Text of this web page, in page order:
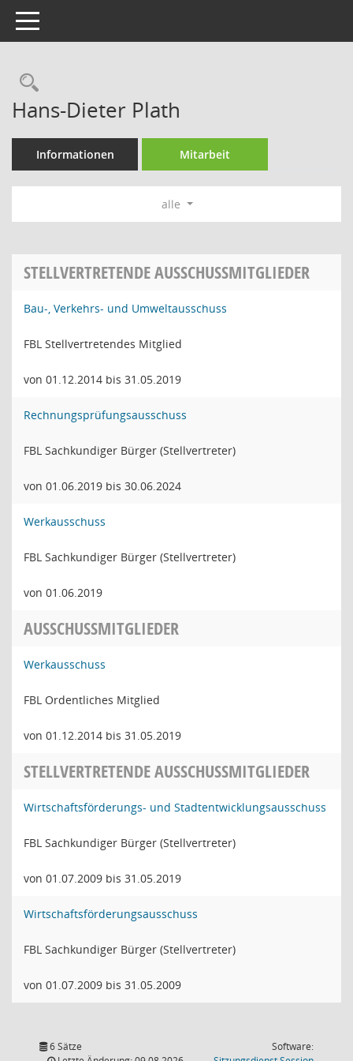
Toggle navigation
Rechercheauswahl
Hans-Dieter Plath
Informationen Mitarbeit
alle
STELLVERTRETENDE AUSSCHUSSMITGLIEDER
Bau-, Verkehrs- und Umweltausschuss
FBL Stellvertretendes Mitglied
von 01.12.2014 bis 31.05.2019
Rechnungsprüfungsausschuss
FBL Sachkundiger Bürger (Stellvertreter)
von 01.06.2019 bis 30.06.2024
Werkausschuss
FBL Sachkundiger Bürger (Stellvertreter)
von 01.06.2019
AUSSCHUSSMITGLIEDER
Werkausschuss
FBL Ordentliches Mitglied
von 01.12.2014 bis 31.05.2019
STELLVERTRETENDE AUSSCHUSSMITGLIEDER
Wirtschaftsförderungs- und Stadtentwicklungsausschuss
FBL Sachkundiger Bürger (Stellvertreter)
von 01.07.2009 bis 31.05.2019
Wirtschaftsförderungsausschuss
FBL Sachkundiger Bürger (Stellvertreter)
von 01.07.2009 bis 31.05.2009
6 Sätze
Software: